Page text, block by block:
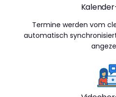
Termine werden vom
automatisch